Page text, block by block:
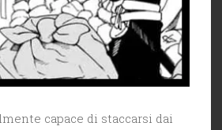
capace di staccarsi dai